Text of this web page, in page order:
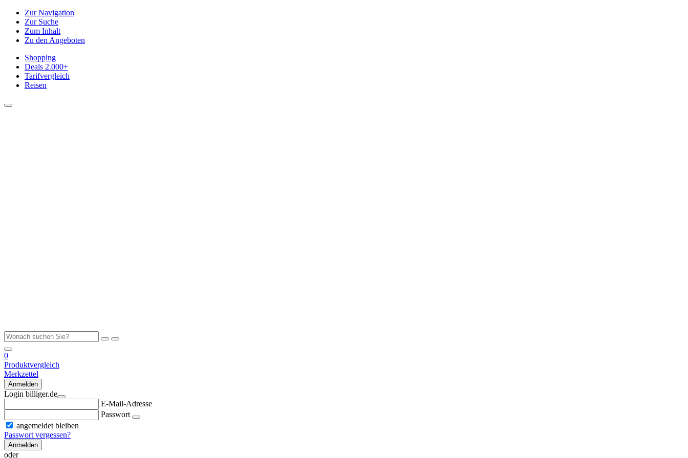
Zur Navigation
Zur Suche
Zum Inhalt
Zu den Angeboten
Shopping
Deals 2.000+
Tarifvergleich
Reisen
0
Produktvergleich
Merkzettel
Anmelden
Login billiger.de
E-Mail-Adresse
Passwort
angemeldet bleiben
Passwort vergessen?
Anmelden
oder